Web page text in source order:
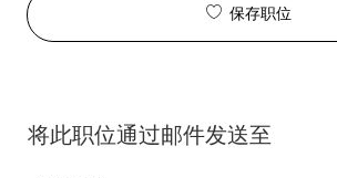
保存职位
将此职位通过邮件发送至